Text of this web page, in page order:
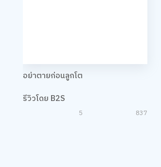
อย่าตายก่อนลูกโต
รีวิวโดย B2S
837